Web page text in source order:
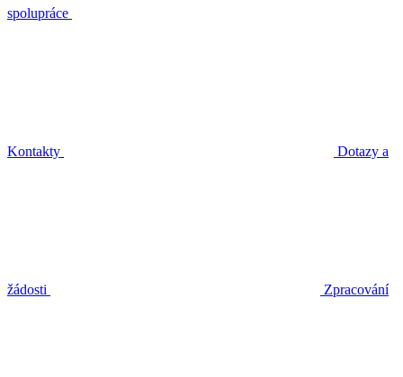
spolupráce
Kontakty Dotazy a
žádosti Zpracování